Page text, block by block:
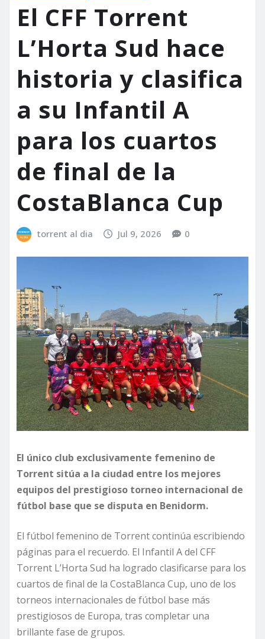
El CFF Torrent
L’Horta Sud hace
historia y clasifica
a su Infantil A
para los cuartos
de final de la
CostaBlanca Cup
torrent al dia Jul 9, 2026 0
El único club exclusivamente femenino de
Torrent sitúa a la ciudad entre los mejores
equipos del prestigioso torneo internacional de
fútbol base que se disputa en Benidorm.
El fútbol femenino de Torrent continúa escribiendo
páginas para el recuerdo. El Infantil A del CFF
Torrent L’Horta Sud ha logrado clasificarse para los
cuartos de final de la CostaBlanca Cup, uno de los
torneos internacionales de fútbol base más
prestigiosos de Europa, tras completar una
brillante fase de grupos.